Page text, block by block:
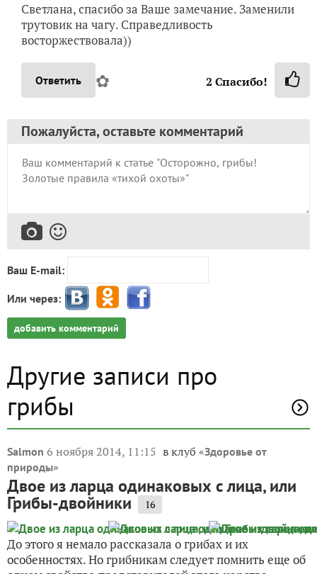
Светлана, спасибо за Ваше замечание. Заменили
трутовик на чагу. Справедливость
восторжествовала))
Ответить ✿ 2 Спасибо!
Пожалуйста, оставьте комментарий
Ваш E-mail:
Или через:
добавить комментарий
Другие записи про
грибы
Salmon 6 ноября 2014, 11:15 в клуб «Здоровье от
природы»
Двое из ларца одинаковых с лица, или
Грибы-двойники 16
До этого я немало рассказала о грибах и их
особенностях. Но грибникам следует помнить еще об